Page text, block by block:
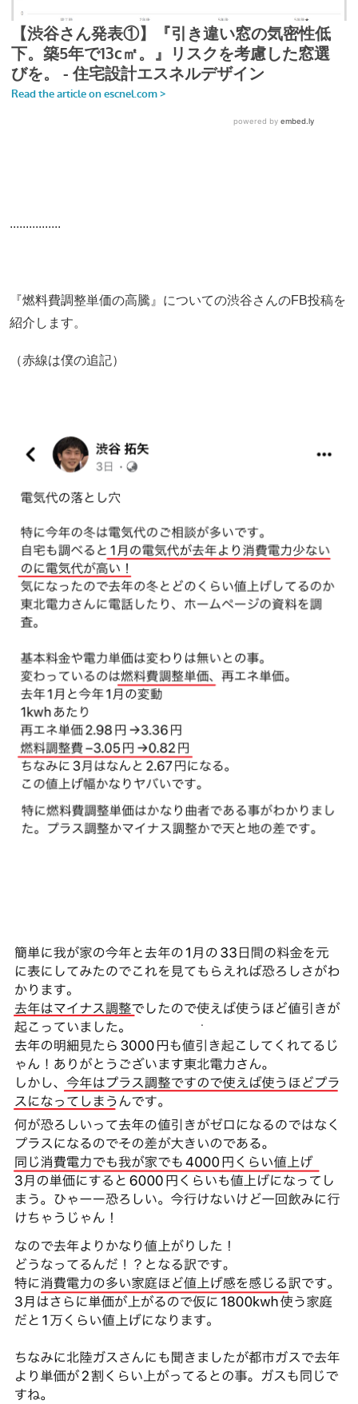
................
『燃料費調整単価の高騰』についての渋谷さんのFB投稿を
紹介します。
（赤線は僕の追記）